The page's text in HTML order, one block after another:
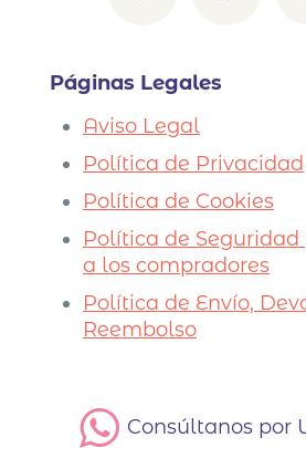
Páginas Legales
Aviso Legal
Política de Privacidad
Política de Cookies
Política de Seguridad
a los compradores
Política de Envío,
Reembolso
Consúltanos por